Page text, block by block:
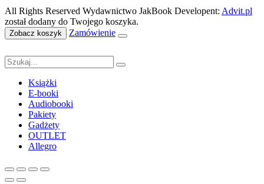
All Rights Reserved Wydawnictwo JakBook Developent: Advit.pl
został dodany do Twojego koszyka.
Zobacz koszyk Zamówienie
Książki
E-booki
Audiobooki
Pakiety
Gadżety
OUTLET
Allegro